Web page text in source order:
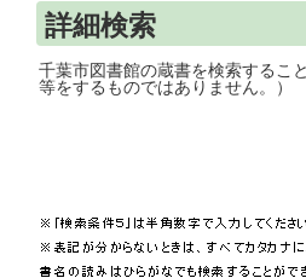
詳細検索
千葉市図書館の蔵書
等をするものではありません。）